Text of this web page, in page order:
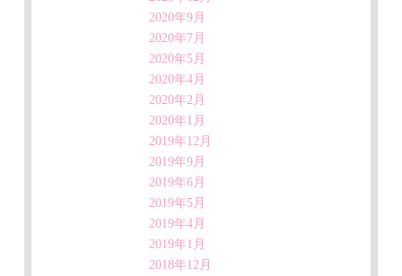
2020年9月
2020年7月
2020年5月
2020年4月
2020年2月
2020年1月
2019年12月
2019年9月
2019年6月
2019年5月
2019年4月
2019年1月
2018年12月